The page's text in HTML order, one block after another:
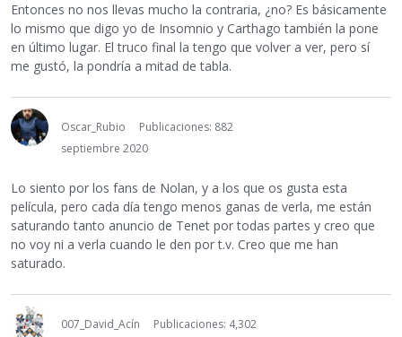
Entonces no nos llevas mucho la contraria, ¿no? Es básicamente
lo mismo que digo yo de Insomnio y Carthago también la pone
en último lugar. El truco final la tengo que volver a ver, pero sí
me gustó, la pondría a mitad de tabla.
Oscar_Rubio
Publicaciones: 882
septiembre 2020
Lo siento por los fans de Nolan, y a los que os gusta esta
película, pero cada día tengo menos ganas de verla, me están
saturando tanto anuncio de Tenet por todas partes y creo que
no voy ni a verla cuando le den por t.v. Creo que me han
saturado.
007_David_Acín
Publicaciones: 4,302